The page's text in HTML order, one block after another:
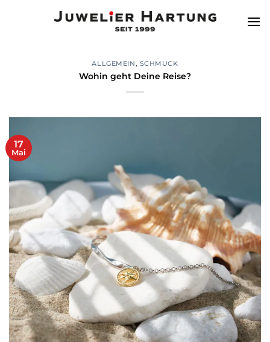
ALLGEMEIN, SCHMUCK
Wohin geht Deine Reise?
17
Mai